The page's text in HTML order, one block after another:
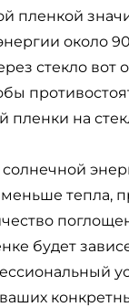
пленкой
около
стекло вот
пленки на
меньше тепла,
будет